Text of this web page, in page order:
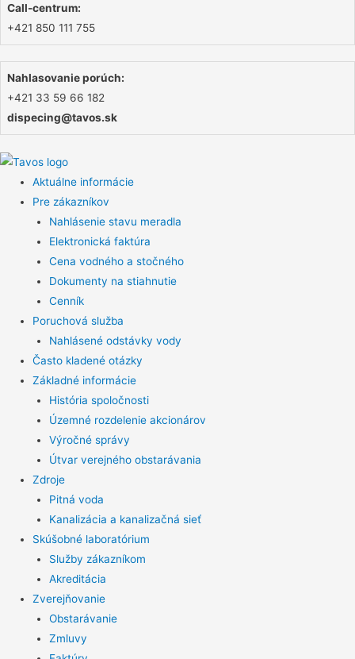
Call-centrum:
+421 850 111 755
Nahlasovanie porúch:
+421 33 59 66 182
dispecing@tavos.sk
Aktuálne informácie
Pre zákazníkov
Nahlásenie stavu meradla
Elektronická faktúra
Cena vodného a stočného
Dokumenty na stiahnutie
Cenník
Poruchová služba
Nahlásené odstávky vody
Často kladené otázky
Základné informácie
História spoločnosti
Územné rozdelenie akcionárov
Výročné správy
Útvar verejného obstarávania
Zdroje
Pitná voda
Kanalizácia a kanalizačná sieť
Skúšobné laboratórium
Služby zákazníkom
Akreditácia
Zverejňovanie
Obstarávanie
Zmluvy